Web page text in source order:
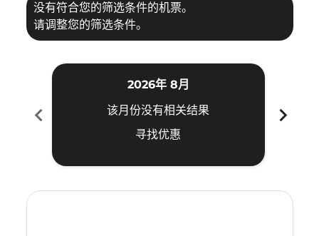
没有符合您的筛选条件的机票。
请调整您的筛选条件。
chevron_left
2026年 8月
该月份没有相关结果
寻找优惠
chevron_right